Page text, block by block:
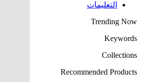
التعليمات
Trending Now
Keywords
Collections
Recommended Products